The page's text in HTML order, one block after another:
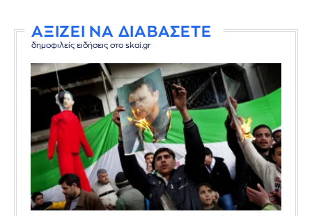
ΑΞΙΖΕΙ ΝΑ ΔΙΑΒΑΣΕΤΕ
δημοφιλείς ειδήσεις στο skai.gr